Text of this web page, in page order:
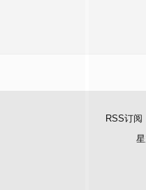
RSS订阅